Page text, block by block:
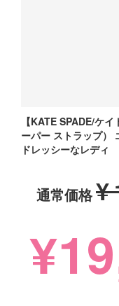
【KATE SPADE/ケ
ーパー ストラップ）
ドレッシーなレディ
通常価格¥